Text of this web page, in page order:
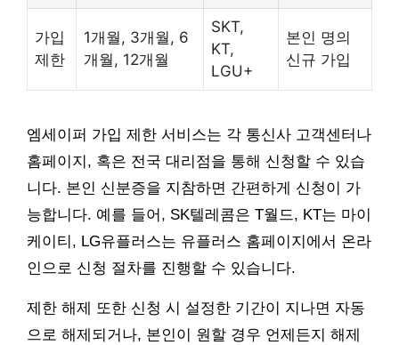
가입
제한
1개월, 3개월, 6
개월, 12개월
SKT,
KT,
LGU+
본인 명의
신규 가입
엠세이퍼 가입 제한 서비스는 각 통신사 고객센터나
홈페이지, 혹은 전국 대리점을 통해 신청할 수 있습
니다. 본인 신분증을 지참하면 간편하게 신청이 가
능합니다. 예를 들어, SK텔레콤은 T월드, KT는 마이
케이티, LG유플러스는 유플러스 홈페이지에서 온라
인으로 신청 절차를 진행할 수 있습니다.
제한 해제 또한 신청 시 설정한 기간이 지나면 자동
으로 해제되거나, 본인이 원할 경우 언제든지 해제